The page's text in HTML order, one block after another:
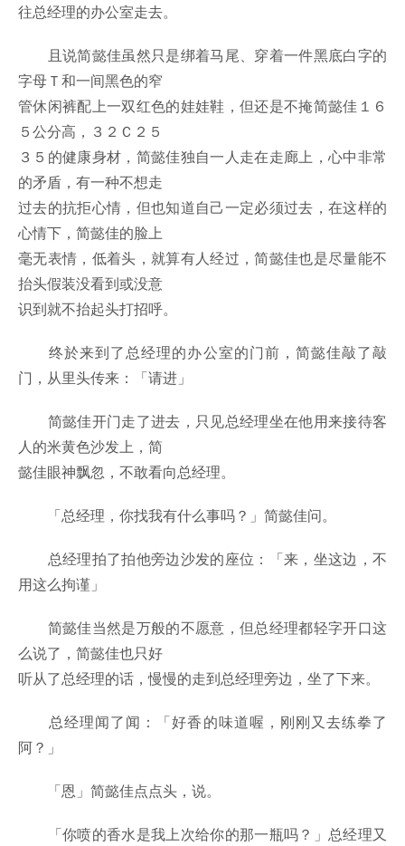
往总经理的办公室走去。
且说简懿佳虽然只是绑着马尾、穿着一件黑底白字的
字母Ｔ和一间黑色的窄
管休闲裤配上一双红色的娃娃鞋，但还是不掩简懿佳１６
５公分高，３２Ｃ２５
３５的健康身材，简懿佳独自一人走在走廊上，心中非常
的矛盾，有一种不想走
过去的抗拒心情，但也知道自己一定必须过去，在这样的
心情下，简懿佳的脸上
毫无表情，低着头，就算有人经过，简懿佳也是尽量能不
抬头假装没看到或没意
识到就不抬起头打招呼。
终於来到了总经理的办公室的门前，简懿佳敲了敲
门，从里头传来：「请进」
简懿佳开门走了进去，只见总经理坐在他用来接待客
人的米黄色沙发上，简
懿佳眼神飘忽，不敢看向总经理。
「总经理，你找我有什么事吗？」简懿佳问。
总经理拍了拍他旁边沙发的座位：「来，坐这边，不
用这么拘谨」
简懿佳当然是万般的不愿意，但总经理都轻字开口这
么说了，简懿佳也只好
听从了总经理的话，慢慢的走到总经理旁边，坐了下来。
总经理闻了闻：「好香的味道喔，刚刚又去练拳了
阿？」
「恩」简懿佳点点头，说。
「你喷的香水是我上次给你的那一瓶吗？」总经理又